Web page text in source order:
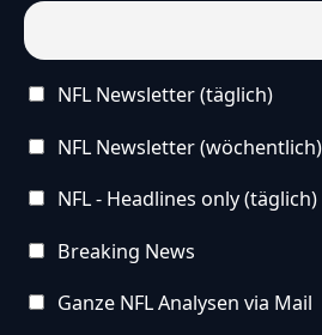
NFL Newsletter (täglich)
NFL Newsletter (wöchentlich)
NFL - Headlines only (täglich)
Breaking News
Ganze NFL Analysen via Mail